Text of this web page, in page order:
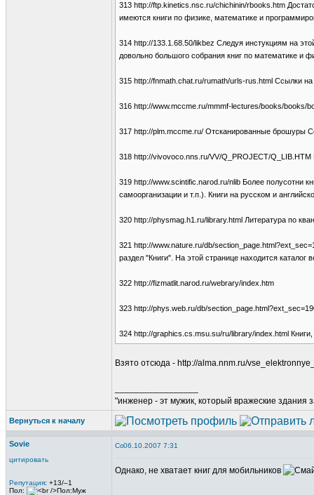
313 http://ftp.kinetics.nsc.ru/chichinin/rbooks.htm
имеются книги по физике, математике и
314 http://133.1.68.50/likbez Следуя инстукциям на
довольно большого собрания книг по математике и
315 http://fnmath.chat.ru/rumath/urls-rus.html Ссылки
316 http://www.mccme.ru/mmmf-lectures/books/books/
317 http://plm.mccme.ru/ Отсканированные брошуры
318 http://vivovoco.nns.ru/VV/Q_PROJECT/Q_LIB.HTM
319 http://www.scintific.narod.ru/nlib Более полусотни
самоорганизации и т.п.). Книги на русском и
320 http://physmag.h1.ru/library.html Литература по
321 http://www.nature.ru/db/
раздел "Книги". На этой странице находится каталог
322 http://fizmatlit.narod.ru/webrary/index.htm
323 http://phys.web.ru/db/
324 http://graphics.cs.msu.su/ru/library/index.html
Взято отсюда - http://alma.nnm.ru/
"инженер - эт мужик, который вражеские здания
Вернуться к началу
Sovie
цитировать
Репутация: +13/–1
Пол:
06.10.2007 7:31
Однако, не хватает книг для мобильников